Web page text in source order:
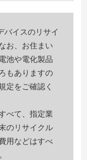
バイスのリサイ
お、お住まい
池や電化製品
もありますの
定をご確認く
べて、指定業
のリサイクル
用などはすべ